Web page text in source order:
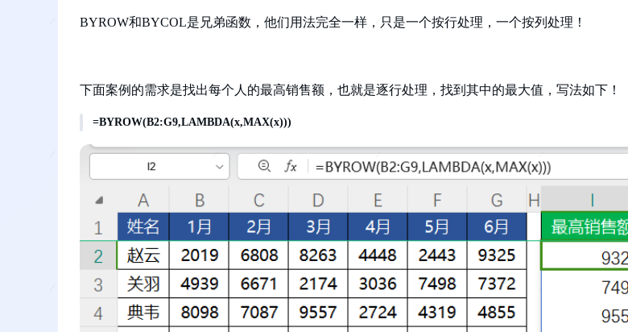
BYROW和BYCOL是兄弟函数，他们用法完全一样，只是一个按行处理，一个按列处理！
下面案例的需求是找出每个人的最高销售额，也就是逐行处理，找到其中的最大值，写法如下！
=BYROW(B2:G9,LAMBDA(x,MAX(x)))